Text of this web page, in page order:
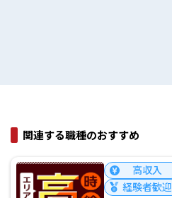
関連する職種のおすすめ
高収入
経験者歓迎